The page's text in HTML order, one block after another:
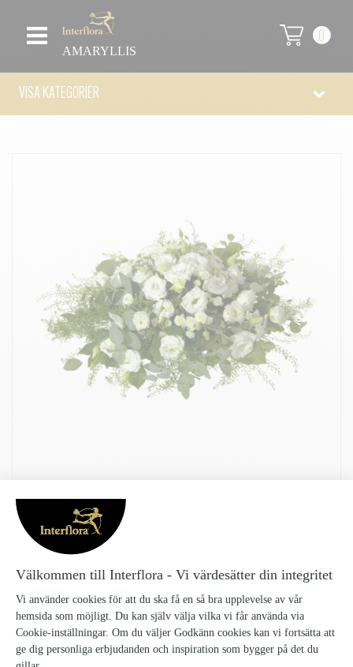
AMARYLLIS
0
VISA KATEGORIER
RUND BEGRAVNINGSDEKORATION
Rund-begravningsdekoration_2